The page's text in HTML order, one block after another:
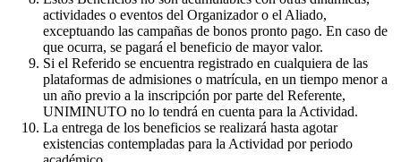
actividades o eventos del Organizador o el Aliado,
exceptuando las campañas de bonos pronto pago. En caso de
que ocurra, se pagará el beneficio de mayor valor.
Si el Referido se encuentra registrado en cualquiera de las
plataformas de admisiones o matrícula, en un tiempo menor a
un año previo a la inscripción por parte del Referente,
UNIMINUTO no lo tendrá en cuenta para la Actividad.
La entrega de los beneficios se realizará hasta agotar
existencias contempladas para la Actividad por periodo